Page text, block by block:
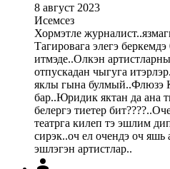
8 август 2023
Исемсез
Хормэтле
Тагировага элегэ
итмэде..Олкэн
отпускадан чыгуга
яклы гына булмый..Флюзэ
бар..Юридик яктан да ана
белергэ тиетер
театрга килеп тэ эшлим
сирэк..оч ел очендэ оч яшь
эшлэгэн артистлар..